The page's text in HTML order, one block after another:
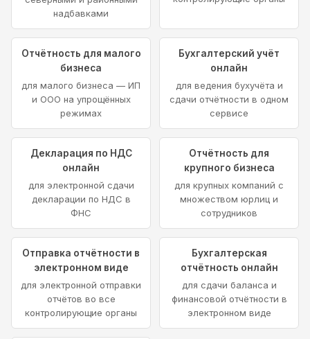
надбавками
Отчётность для малого
бизнеса
для малого бизнеса — ИП
и ООО на упрощённых
режимах
Бухгалтерский учёт
онлайн
для ведения бухучёта и
сдачи отчётности в одном
сервисе
Декларация по НДС
онлайн
для электронной сдачи
декларации по НДС в
ФНС
Отчётность для
крупного бизнеса
для крупных компаний с
множеством юрлиц и
сотрудников
Отправка отчётности в
электронном виде
для электронной отправки
отчётов во все
контролирующие органы
Бухгалтерская
отчётность онлайн
для сдачи баланса и
финансовой отчётности в
электронном виде